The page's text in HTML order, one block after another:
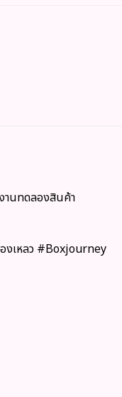
านทดลองสินค้า
งเหลว #Boxjourney